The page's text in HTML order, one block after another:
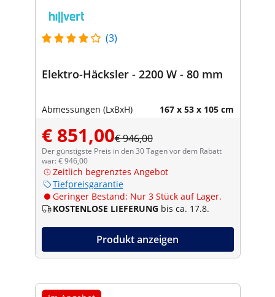
(3)
Elektro-Häcksler - 2200 W - 80 mm
Abmessungen (LxBxH) 167 x 53 x 105 cm
€ 851,00€ 946,00
Der günstigste Preis in den 30 Tagen vor dem Rabatt
war: € 946,00
Zeitlich begrenztes Angebot
Tiefpreisgarantie
Geringer Bestand: Nur 3 Stück auf Lager.
KOSTENLOSE LIEFERUNG bis ca. 17.8.
Produkt anzeigen